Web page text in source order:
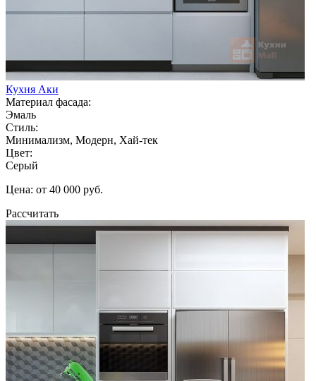
Кухня Аки
Материал фасада:
Эмаль
Стиль:
Минимализм, Модерн, Хай-тек
Цвет:
Серый
Цена: от 40 000 руб.
Рассчитать